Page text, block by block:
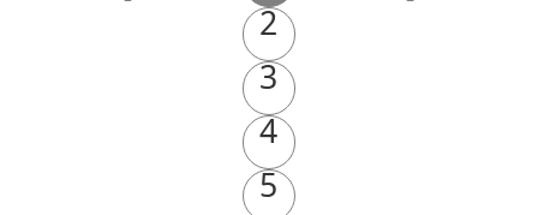
2
3
4
5